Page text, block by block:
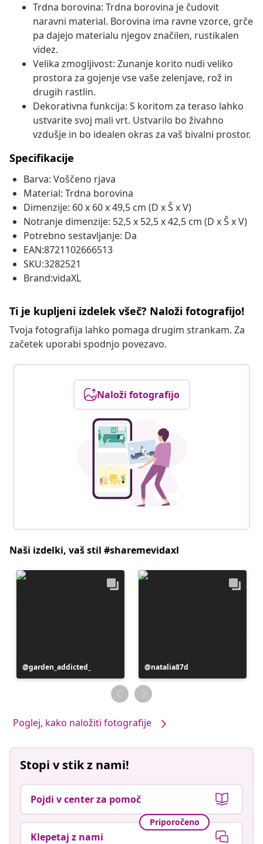
Trdna borovina: Trdna borovina je čudovit
naravni material. Borovina ima ravne vzorce, grče
pa dajejo materialu njegov značilen, rustikalen
videz.
Velika zmogljivost: Zunanje korito nudi veliko
prostora za gojenje vse vaše zelenjave, rož in
drugih rastlin.
Dekorativna funkcija: S koritom za teraso lahko
ustvarite svoj mali vrt. Ustvarilo bo živahno
vzdušje in bo idealen okras za vaš bivalni prostor.
Specifikacije
Barva: Voščeno rjava
Material: Trdna borovina
Dimenzije: 60 x 60 x 49,5 cm (D x Š x V)
Notranje dimenzije: 52,5 x 52,5 x 42,5 cm (D x Š x V)
Potrebno sestavljanje: Da
EAN:8721102666513
SKU:3282521
Brand:vidaXL
Ti je kupljeni izdelek všeč? Naloži fotografijo!
Tvoja fotografija lahko pomaga drugim strankam. Za
začetek uporabi spodnjo povezavo.
Naloži fotografijo
Naši izdelki, vaš stil #sharemevidaxl
Objavo
je
garden_addicted_
Objavo
je
objavil
natalia87d
Poglej, kako naložiti fotografije
Stopi v stik z nami!
Pojdi v center za pomoč
Priporočeno
Klepetaj z nami